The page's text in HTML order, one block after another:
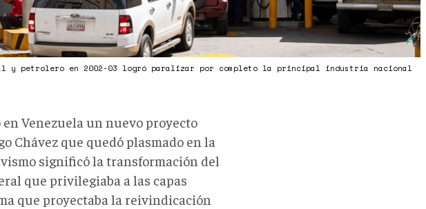
y petrolero en 2002-03 logró paralizar por completo la principal industria nacional
Venezuela un nuevo proyecto
Chávez que quedó plasmado en la
significó la transformación del
que privilegiaba a las capas
que proyectaba la reivindicación